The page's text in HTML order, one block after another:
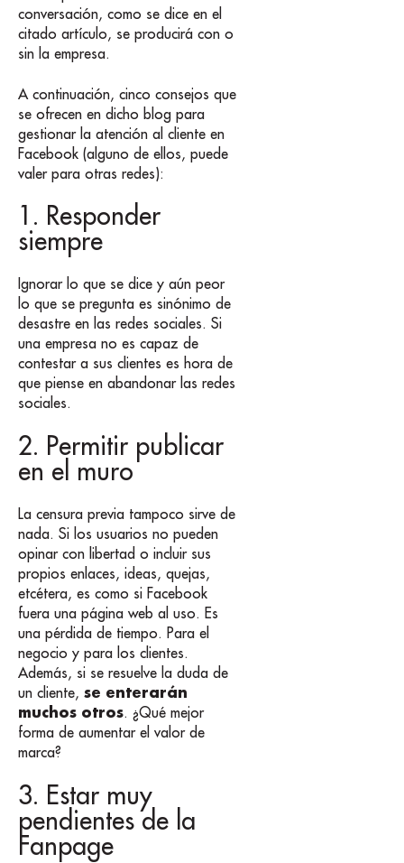
conversación, como se dice en el
citado artículo, se producirá con o
sin la empresa.
A continuación, cinco consejos que
se ofrecen en dicho blog para
gestionar la atención al cliente en
Facebook (alguno de ellos, puede
valer para otras redes):
1. Responder
siempre
Ignorar lo que se dice y aún peor
lo que se pregunta es sinónimo de
desastre en las redes sociales. Si
una empresa no es capaz de
contestar a sus clientes es hora de
que piense en abandonar las redes
sociales.
2. Permitir publicar
en el muro
La censura previa tampoco sirve de
nada. Si los usuarios no pueden
opinar con libertad o incluir sus
propios enlaces, ideas, quejas,
etcétera, es como si Facebook
fuera una página web al uso. Es
una pérdida de tiempo. Para el
negocio y para los clientes.
Además, si se resuelve la duda de
un cliente, se enterarán
muchos otros. ¿Qué mejor
forma de aumentar el valor de
marca?
3. Estar muy
pendientes de la
Fanpage